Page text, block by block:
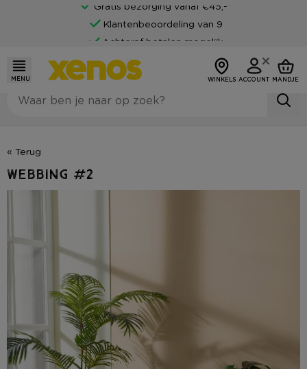
Gratis bezorging vanaf €45,-*
Klantenbeoordeling van 9
Achteraf betalen mogelijk
MENU WINKELS ACCOUNT MANDJE
« Terug
Webbing #2